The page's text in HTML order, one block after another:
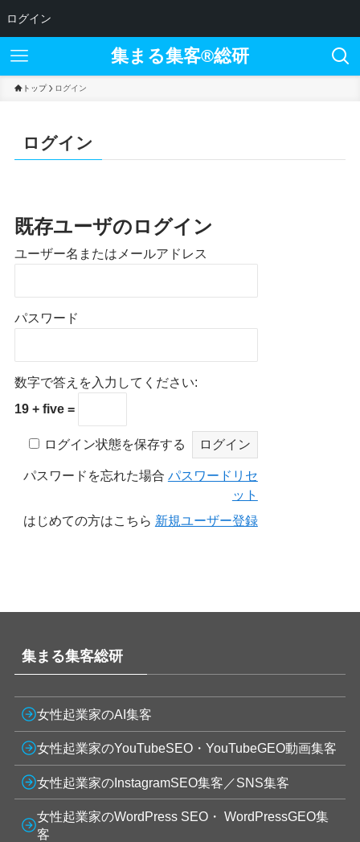
ログイン
集まる集客®︎総研
トップ ログイン
ログイン
既存ユーザのログイン
ユーザー名またはメールアドレス
パスワード
数字で答えを入力してください:
19 + five =
ログイン状態を保存する
パスワードを忘れた場合 パスワードリセ
ット
はじめての方はこちら 新規ユーザー登録
集まる集客総研
女性起業家のAI集客
女性起業家のYouTubeSEO・YouTubeGEO動画集客
女性起業家のInstagramSEO集客／SNS集客
女性起業家のWordPress SEO・ WordPressGEO集
客